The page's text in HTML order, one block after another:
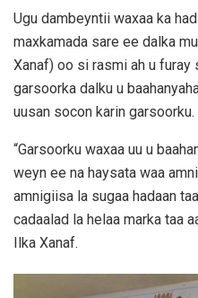
Ugu dambeyntii waxaa ka
maxkamada sare ee dalka
Xanaf) oo si rasmi ah u furay
garsoorka dalku u
uusan socon karin garsoorku.
“Garsoorku waxaa uu u
weyn ee na haysata waa
amnigiisa la sugaa hadaan
cadaalad la helaa marka taa
Ilka Xanaf.